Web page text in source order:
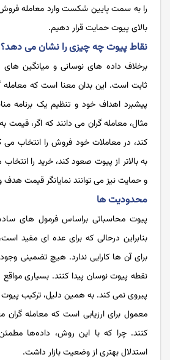
را به سمت پایین شکست وارد معامله
بالای پیوت حمایت قرار دهیم.
نقاط پیوت چه چیزی را نشان می ‌دهد؟
برخلاف داده‌‌‌ های نوسانی و میانگین
ثابت است. این بدان معنا است که معامله‌‌‌
پیشبرد اهداف خود و تنظیم یک برنامه‌‌‌
مثال، معامله‌‌‌ گران می ‌‌‌دانند که اگر، قیمت
کند، در معاملات خود فروش را انتخاب
به بالاتر از پیوت صعود کند، خرید را
و حمایت نیز می ‌‌‌توانند نمایانگر قیمت
محدودیت ها
پیوت محاسباتی براساس فرمول‌‌‌ های
بنابراین درحالی که برای عده ‌‌‌ای مفید
برای آن ‌‌‌ها کارایی ندارد. هیچ تضمینی
نقطه پیوت نوسان ‌‌‌پیدا کنند. بسیاری مواقع
پیروی نمی ‌‌‌کند. به همین دلیل، ترکیب پیوت
معمول برای ارزیابی است که معامله ‌‌‌گران
کنند. چرا که با این روش، داده‌‌‌ها
استدلال بهتری از وضعیت بازار داشت.